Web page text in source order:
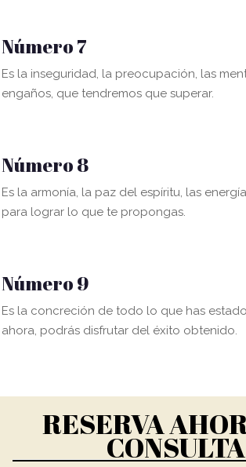
Número 7
Es la inseguridad, la preocupación, las
engaños, que tendremos que superar.
Número 8
Es la armonía, la paz del espíritu, las
para lograr lo que te propongas.
Número 9
Es la concreción de todo lo que has
ahora, podrás disfrutar del éxito obtenido.
RESERVA
CONSULTA